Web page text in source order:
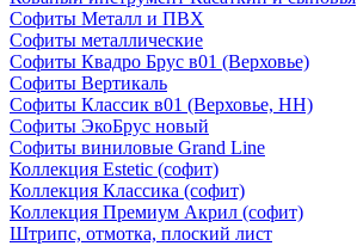
Софиты Металл и ПВХ
Софиты металлические
Софиты Квадро Брус в01 (Верховье)
Софиты Вертикаль
Софиты Классик в01 (Верховье, НН)
Софиты ЭкоБрус новый
Софиты виниловые Grand Line
Коллекция Estetic (софит)
Коллекция Классика (софит)
Коллекция Премиум Акрил (софит)
Штрипс, отмотка, плоский лист